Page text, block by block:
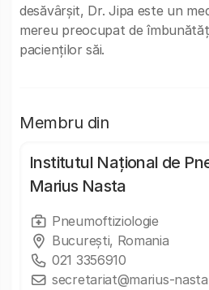
desăvârșit, Dr. Jipa este un
mereu preocupat de
pacienților săi.
Membru din
Institutul Național de
Marius Nasta
Pneumoftiziologie
București, Romania
021 3356910
secretariat@marius-